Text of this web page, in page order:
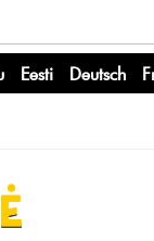
Eesti Deutsch